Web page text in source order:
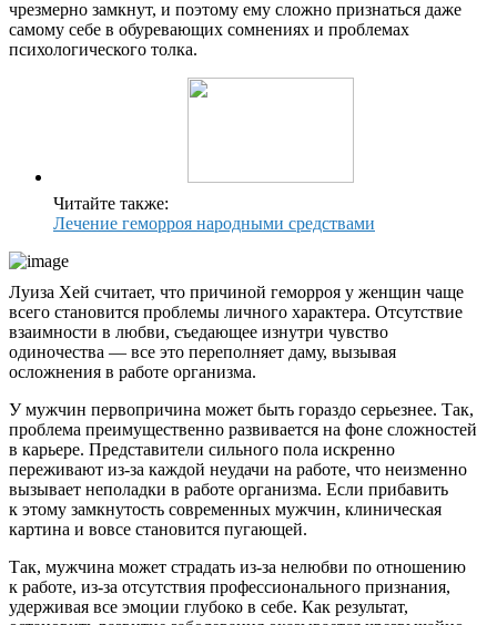
чрезмерно замкнут, и поэтому ему сложно признаться даже
самому себе в обуревающих сомнениях и проблемах
психологического толка.
Читайте также:
Лечение геморроя народными средствами
Луиза Хей считает, что причиной геморроя у женщин чаще
всего становится проблемы личного характера. Отсутствие
взаимности в любви, съедающее изнутри чувство
одиночества — все это переполняет даму, вызывая
осложнения в работе организма.
У мужчин первопричина может быть гораздо серьезнее. Так,
проблема преимущественно развивается на фоне сложностей
в карьере. Представители сильного пола искренно
переживают из-за каждой неудачи на работе, что неизменно
вызывает неполадки в работе организма. Если прибавить
к этому замкнутость современных мужчин, клиническая
картина и вовсе становится пугающей.
Так, мужчина может страдать из-за нелюбви по отношению
к работе, из-за отсутствия профессионального признания,
удерживая все эмоции глубоко в себе. Как результат,